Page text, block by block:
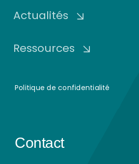
Actualités
Ressources
Politique de confidentialité
Contact